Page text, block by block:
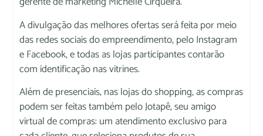
A divulgação das melhores ofertas será feita por meio
das redes sociais do empreendimento, pelo Instagram
e Facebook, e todas as lojas participantes contarão
com identificação nas vitrines.
Além de presenciais, nas lojas do shopping, as compras
podem ser feitas também pelo Jotapê, seu amigo
virtual de compras: um atendimento exclusivo para